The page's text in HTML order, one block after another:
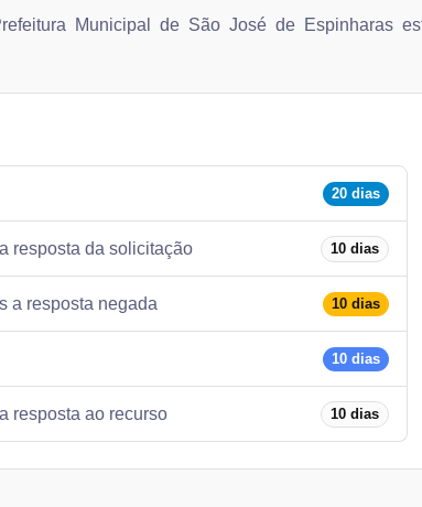
Municipal de São José de Espinharas
20 dias
resposta da solicitação 10 dias
a resposta negada 10 dias
10 dias
resposta ao recurso 10 dias